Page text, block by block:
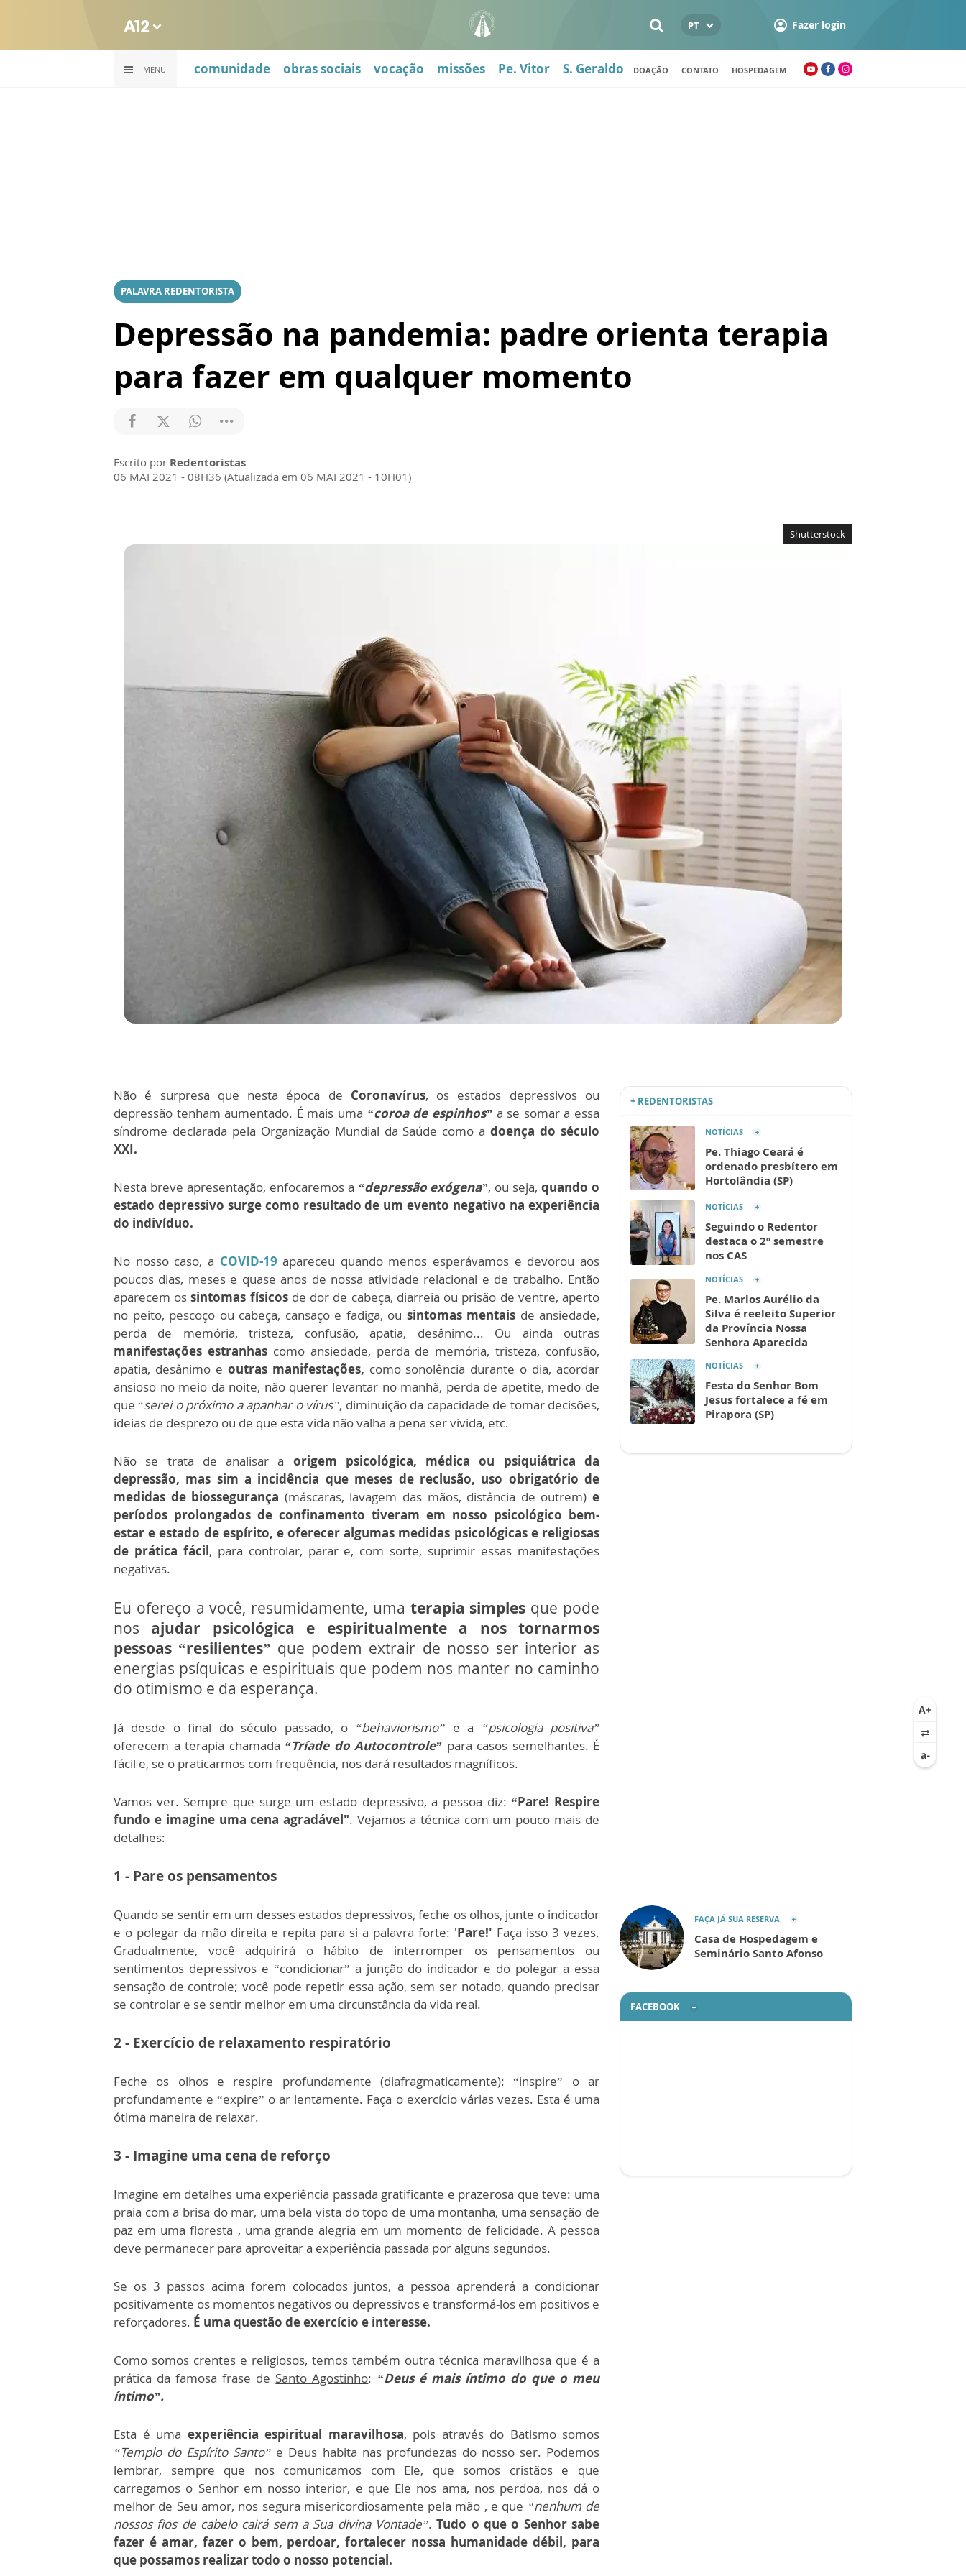
PT Fazer login
MENU comunidade obras sociais vocação missões Pe. Vitor S. Geraldo DOAÇÃO CONTATO HOSPEDAGEM
PALAVRA REDENTORISTA
Depressão na pandemia: padre orienta terapia
para fazer em qualquer momento
Escrito por Redentoristas
06 MAI 2021 - 08H36 (Atualizada em 06 MAI 2021 - 10H01)
Shutterstock
Não é surpresa que nesta época de Coronavírus, os estados depressivos ou
depressão tenham aumentado. É mais uma “coroa de espinhos”a se somar a essa
síndrome declarada pela Organização Mundial da Saúde como adoença do século
XXI.
Nesta breve apresentação, enfocaremos a “depressão exógena”, ou seja,quando o
estado depressivo surge como resultado de um evento negativo na experiência
do indivíduo.
No nosso caso, a COVID-19 apareceu quando menos esperávamos e devorou ​​aos
poucos dias, meses e quase anos de nossa atividade relacional e de trabalho. Então
aparecem ossintomas físicos de dor de cabeça, diarreia ou prisão de ventre, aperto
no peito, pescoço ou cabeça, cansaço e fadiga, ou sintomas mentais de ansiedade,
perda de memória, tristeza, confusão, apatia, desânimo... Ou ainda outras
manifestações estranhascomo ansiedade, perda de memória, tristeza, confusão,
apatia, desânimo e outras manifestações, como sonolência durante o dia, acordar
ansioso no meio da noite, não querer levantar no manhã, perda de apetite, medo de
que “serei o próximo a apanhar o vírus”, diminuição da capacidade de tomar decisões,
ideias de desprezo ou de que esta vida não valha a pena ser vivida, etc.
Não se trata de analisar a origem psicológica, médica ou psiquiátrica da
depressão, mas sim a incidência que meses de reclusão, uso obrigatório de
medidas de biossegurança (máscaras, lavagem das mãos, distância de outrem)e
períodos prolongados de confinamento tiveram em nosso psicológico bem-
estar e estado de espírito, e oferecer algumas medidas psicológicas e religiosas
de prática fácil, para controlar, parar e, com sorte, suprimir essas manifestações
negativas.
Eu ofereço a você, resumidamente, uma terapia simples que pode
nos ajudar psicológica e espiritualmente a nos tornarmos
pessoas “resilientes” que podem extrair de nosso ser interior as
energias psíquicas e espirituais que podem nos manter no caminho
do otimismo e da esperança.
Já desde o final do século passado, o“behaviorismo” e a
“psicologia positiva”
oferecem a terapia chamada “Tríade do Autocontrole” para casos semelhantes. É
fácil e, se o praticarmos com frequência, nos dará resultados magníficos.
Vamos ver. Sempre que surge um estado depressivo, a pessoa diz: “Pare! Respire
fundo e imagine uma cena agradável". Vejamos a técnica com um pouco mais de
detalhes:
1 - Pare os pensamentos
Quando se sentir em um desses estados depressivos, feche os olhos, junte o indicador
e o polegar da mão direita e repita para si a palavra forte: 'Pare!' Faça isso 3 vezes.
Gradualmente, você adquirirá o hábito de interromper os pensamentos ou
sentimentos depressivos e “condicionar” a junção do indicador e do polegar a essa
sensação de controle; você pode repetir essa ação, sem ser notado, quando precisar
se controlar e se sentir melhor em uma circunstância da vida real.
2 - Exercício de relaxamento respiratório
Feche os olhos e respire profundamente (diafragmaticamente): “inspire” o ar
profundamente e “expire” o ar lentamente. Faça o exercício várias vezes. Esta é uma
ótima maneira de relaxar.
3 - Imagine uma cena de reforço
Imagine em detalhes uma experiência passada gratificante e prazerosa que teve: uma
praia com a brisa do mar, uma bela vista do topo de uma montanha, uma sensação de
paz em uma floresta , uma grande alegria em um momento de felicidade. A pessoa
deve permanecer para aproveitar a experiência passada por alguns segundos.
Se os 3 passos acima forem colocados juntos, a pessoa aprenderá a condicionar
positivamente os momentos negativos ou depressivos e transformá-los em positivos e
reforçadores. É uma questão de exercício e interesse.
Como somos crentes e religiosos, temos também outra técnica maravilhosa que é a
prática da famosa frase de Santo Agostinho: “Deus é mais íntimo do que o meu
íntimo”.
Esta é uma experiência espiritual maravilhosa, pois através do Batismo somos
“Templo do Espírito Santo” e Deus habita nas profundezas do nosso ser. Podemos
lembrar, sempre que nos comunicamos com Ele, que somos cristãos e que
carregamos o Senhor em nosso interior, e que Ele nos ama, nos perdoa, nos dá o
melhor de Seu amor, nos segura misericordiosamente pela mão , e que “nenhum de
nossos fios de cabelo cairá sem a Sua divina Vontade”.Tudo o que o Senhor sabe
fazer é amar, fazer o bem, perdoar, fortalecer nossa humanidade débil, para
que possamos realizar todo o nosso potencial.
FAÇA JÁ SUA RESERVA
Casa de Hospedagem e
Seminário Santo Afonso
+ REDENTORISTAS
NOTÍCIAS
Pe. Thiago Ceará é
ordenado presbítero em
Hortolândia (SP)
NOTÍCIAS
Seguindo o Redentor
destaca o 2º semestre
nos CAS
NOTÍCIAS
Pe. Marlos Aurélio da
Silva é reeleito Superior
da Província Nossa
Senhora Aparecida
NOTÍCIAS
Festa do Senhor Bom
Jesus fortalece a fé em
Pirapora (SP)
FACEBOOK